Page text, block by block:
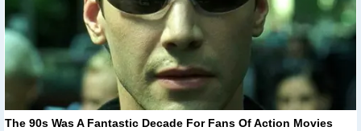
The 90s Was A Fantastic Decade For Fans Of Action Movies